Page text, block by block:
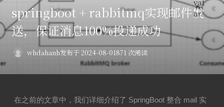
springboot + rabbitmq实现邮件发
送，保证消息100%投递成功
whdahanh发布于 2024-08-01871 次阅读
在之前的文章中，我们详细介绍了 SpringBoot 整合 mail 实